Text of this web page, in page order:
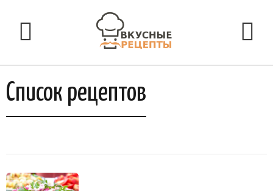
Список рецептов